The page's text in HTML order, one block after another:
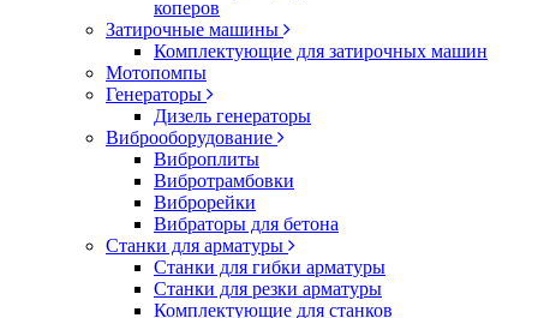
коперов
Затирочные машины
Комплектующие для затирочных машин
Мотопомпы
Генераторы
Дизель генераторы
Виброоборудование
Виброплиты
Вибротрамбовки
Виброрейки
Вибраторы для бетона
Станки для арматуры
Станки для гибки арматуры
Станки для резки арматуры
Комплектующие для станков